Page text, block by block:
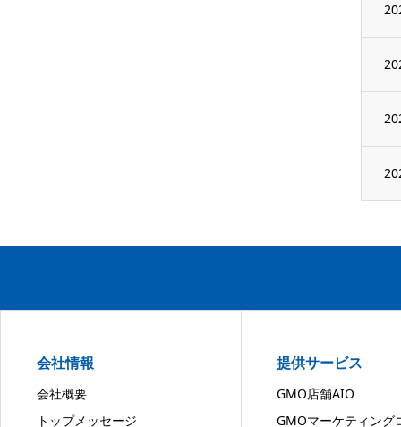
会社情報
会社概要
トップメッセージ
提供サービス
GMO店舗AIO
GMOマーケティング